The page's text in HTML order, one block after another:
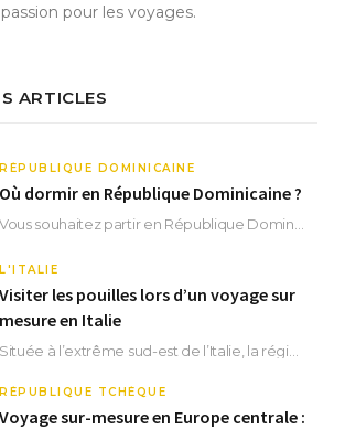
passion pour les voyages.
ARTICLES
RÉPUBLIQUE DOMINICAINE
Où dormir en République Dominicaine ?
L'ITALIE
Visiter les pouilles lors d’un voyage sur
mesure en Italie
RÉPUBLIQUE TCHÈQUE
Voyage sur-mesure en Europe centrale :